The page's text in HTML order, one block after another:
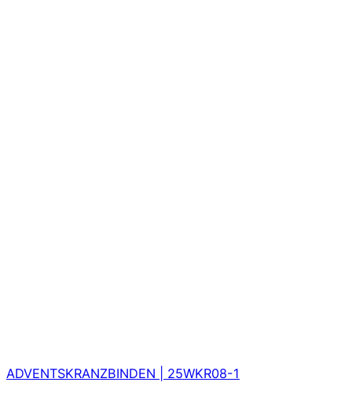
ADVENTSKRANZBINDEN | 25WKR08-1